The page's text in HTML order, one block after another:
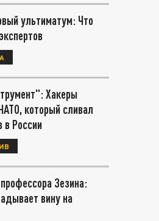
ультиматум: Что
Хакеры
который сливал
в России
Зезина:
вину на